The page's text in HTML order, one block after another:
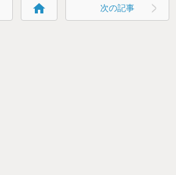
home 次の記事